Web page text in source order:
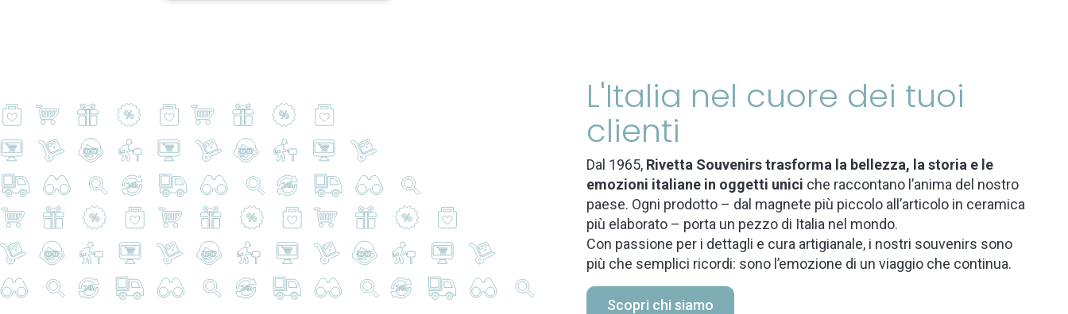
L'Italia nel cuore dei tuoi
clienti
Dal 1965, Rivetta Souvenirs trasforma la bellezza, la storia e le
emozioni italiane in oggetti unici che raccontano l’anima del nostro
paese. Ogni prodotto – dal magnete più piccolo all’articolo in ceramica
più elaborato – porta un pezzo di Italia nel mondo.
Con passione per i dettagli e cura artigianale, i nostri souvenirs sono
più che semplici ricordi: sono l’emozione di un viaggio che continua.
Scopri chi siamo